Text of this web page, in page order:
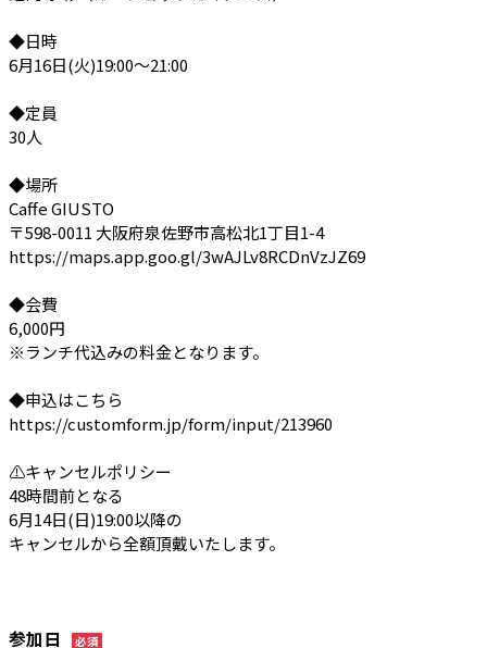
◆日時
6月16日(火)19:00〜21:00
◆定員
30人
◆場所
Caffe GIUSTO
〒598-0011 大阪府泉佐野市高松北1丁目1-4
https://maps.app.goo.gl/3wAJLv8RCDnVzJZ69
◆会費
6,000円
※ランチ代込みの料金となります。
◆申込はこちら
https://customform.jp/form/input/213960
⚠️キャンセルポリシー
48時間前となる
6月14日(日)19:00以降の
キャンセルから全額頂戴いたします。
参加日 必須